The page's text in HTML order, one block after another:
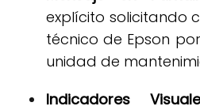
explícito solicitando
técnico de Epson
unidad de
Indicadores